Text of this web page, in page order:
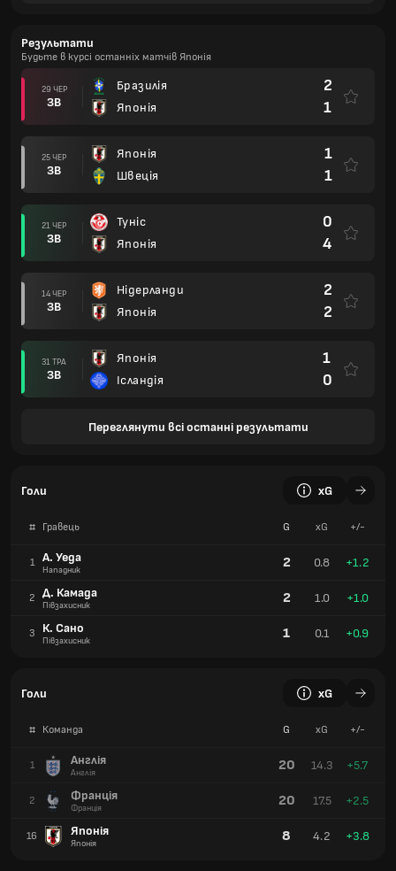
Результати
Будьте в курсі останніх матчів Японія
29 ЧЕР
ЗВ
Бразилія
Японія
2
1
25 ЧЕР
ЗВ
Японія
Швеція
1
1
21 ЧЕР
ЗВ
Туніс
Японія
0
4
14 ЧЕР
ЗВ
Нідерланди
Японія
2
2
31 ТРА
ЗВ
Японія
Ісландія
1
0
Переглянути всі останні результати
Голи xG
# Гравець G xG +/-
1 А. Уеда
Нападник 2 0.8 +1.2
2 Д. Камада
Півзахисник 2 1.0 +1.0
3 К. Сано
Півзахисник 1 0.1 +0.9
Голи xG
# Команда G xG +/-
1 Англія
Англія 20 14.3 +5.7
2 Франція
Франція 20 17.5 +2.5
16 Японія
Японія 8 4.2 +3.8